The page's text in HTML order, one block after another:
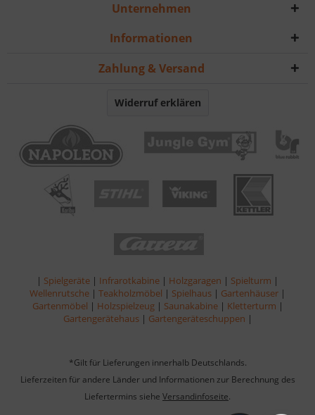
Unternehmen
Informationen
Zahlung & Versand
Widerruf erklären
| Spielgeräte | Infrarotkabine | Holzgaragen | Spielturm |
Wellenrutsche | Teakholzmöbel | Spielhaus | Gartenhäuser |
Gartenmöbel | Holzspielzeug | Saunakabine | Kletterturm |
Gartengerätehaus | Gartengeräteschuppen |
*Gilt für Lieferungen innerhalb Deutschlands.
Lieferzeiten für andere Länder und Informationen zur Berechnung des
Liefertermins siehe Versandinfoseite.